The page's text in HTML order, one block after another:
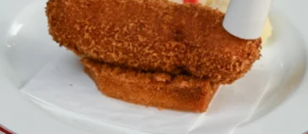
地図から探す
カテゴリーから探す
SPECIAL
NEW OPEN